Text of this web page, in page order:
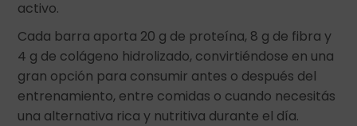
activo.
Cada barra aporta 20 g de proteína, 8 g de fibra y
4 g de colágeno hidrolizado, convirtiéndose en una
gran opción para consumir antes o después del
entrenamiento, entre comidas o cuando necesitás
una alternativa rica y nutritiva durante el día.